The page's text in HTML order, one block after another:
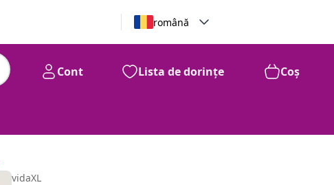
română
Cont Lista de dorințe Coș
vidaXL